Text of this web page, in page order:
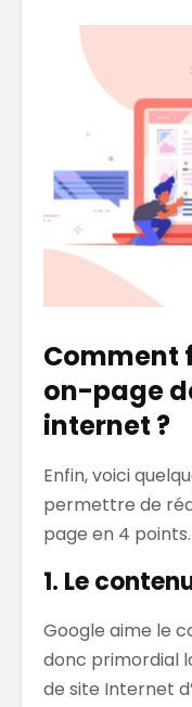
Comment
on-page
internet ?
Enfin, voici
permettre de
page en 4 points.
1. Le
Google aime le
donc primordial
de site Internet